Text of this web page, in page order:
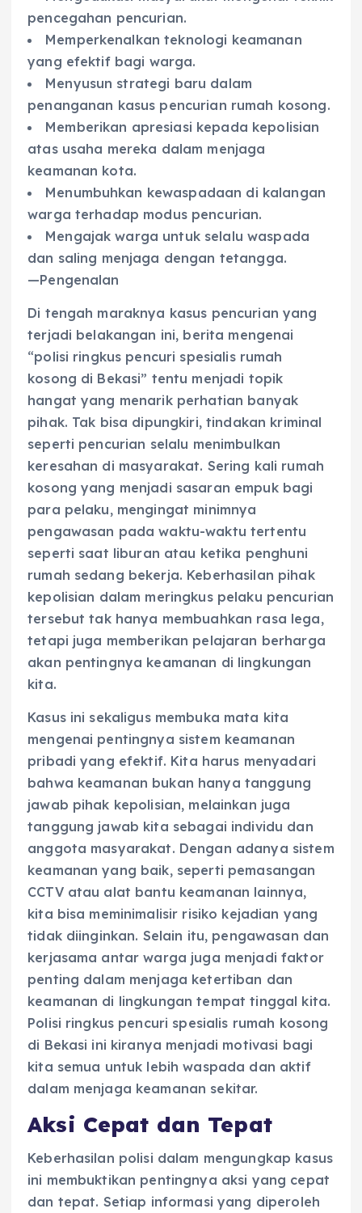
pencegahan pencurian.
Memperkenalkan teknologi keamanan
yang efektif bagi warga.
Menyusun strategi baru dalam
penanganan kasus pencurian rumah kosong.
Memberikan apresiasi kepada kepolisian
atas usaha mereka dalam menjaga
keamanan kota.
Menumbuhkan kewaspadaan di kalangan
warga terhadap modus pencurian.
Mengajak warga untuk selalu waspada
dan saling menjaga dengan tetangga.
—Pengenalan
Di tengah maraknya kasus pencurian yang
terjadi belakangan ini, berita mengenai
“polisi ringkus pencuri spesialis rumah
kosong di Bekasi” tentu menjadi topik
hangat yang menarik perhatian banyak
pihak. Tak bisa dipungkiri, tindakan kriminal
seperti pencurian selalu menimbulkan
keresahan di masyarakat. Sering kali rumah
kosong yang menjadi sasaran empuk bagi
para pelaku, mengingat minimnya
pengawasan pada waktu-waktu tertentu
seperti saat liburan atau ketika penghuni
rumah sedang bekerja. Keberhasilan pihak
kepolisian dalam meringkus pelaku pencurian
tersebut tak hanya membuahkan rasa lega,
tetapi juga memberikan pelajaran berharga
akan pentingnya keamanan di lingkungan
kita.
Kasus ini sekaligus membuka mata kita
mengenai pentingnya sistem keamanan
pribadi yang efektif. Kita harus menyadari
bahwa keamanan bukan hanya tanggung
jawab pihak kepolisian, melainkan juga
tanggung jawab kita sebagai individu dan
anggota masyarakat. Dengan adanya sistem
keamanan yang baik, seperti pemasangan
CCTV atau alat bantu keamanan lainnya,
kita bisa meminimalisir risiko kejadian yang
tidak diinginkan. Selain itu, pengawasan dan
kerjasama antar warga juga menjadi faktor
penting dalam menjaga ketertiban dan
keamanan di lingkungan tempat tinggal kita.
Polisi ringkus pencuri spesialis rumah kosong
di Bekasi ini kiranya menjadi motivasi bagi
kita semua untuk lebih waspada dan aktif
dalam menjaga keamanan sekitar.
Aksi Cepat dan Tepat
Keberhasilan polisi dalam mengungkap kasus
ini membuktikan pentingnya aksi yang cepat
dan tepat. Setiap informasi yang diperoleh